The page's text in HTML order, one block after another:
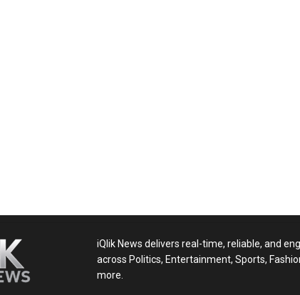
iQlik News delivers real-time, reliable, and
across Politics, Entertainment, Sports,
more.